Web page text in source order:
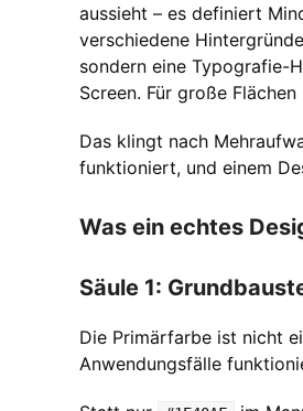
aussieht – es definiert
verschiedene
sondern eine Typografie-
Screen. Für große
Das klingt nach
funktioniert, und einem
Was ein echtes
Säule 1:
Die Primärfarbe ist nicht
Anwendungsfälle